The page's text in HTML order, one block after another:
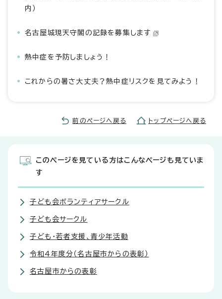
内）
名古屋城現天守閣の記録を募集します
熱中症を予防しましょう！
これからの暑さ大丈夫？熱中症リスクを見てみよう！
前のページへ戻る トップページへ戻る
このページを見ている方はこんなページも見ていま
す
子ども会ボランティアサークル
子ども会サークル
子ども・若者支援、青少年活動
令和4年度分（名古屋市からの表彰）
名古屋市からの表彰